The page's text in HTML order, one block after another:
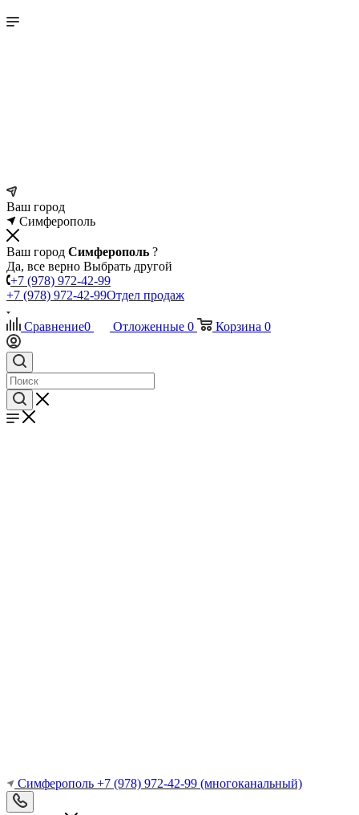
Ваш город
Симферополь
Ваш город Симферополь ?
Да, все верно Выбрать другой
+7 (978) 972-42-99
+7 (978) 972-42-99Отдел продаж
Сравнение0 Отложенные 0 Корзина 0
Симферополь +7 (978) 972-42-99 (многоканальный)